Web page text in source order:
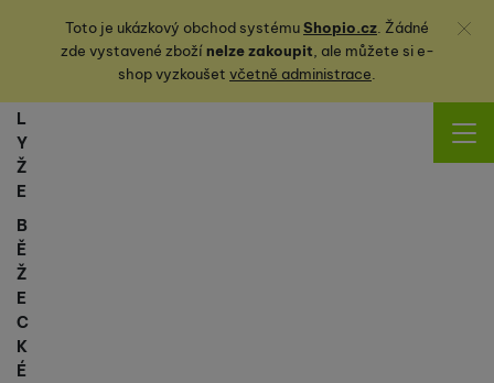
Toto je ukázkový obchod systémuShopio.cz. Žádné
zde vystavené zbožínelze zakoupit, ale můžete sie-
shop vyzkoušet včetně administrace.
Zavřít
L
Y
Ž
E
B
Ě
Ž
E
C
K
É